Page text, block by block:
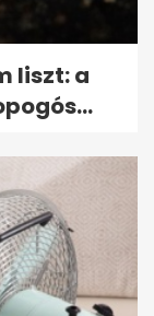
liszt: a